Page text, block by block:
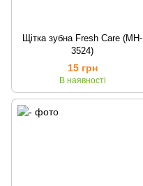
Щітка зубна Fresh Care (MH-
3524)
15 грн
В наявності